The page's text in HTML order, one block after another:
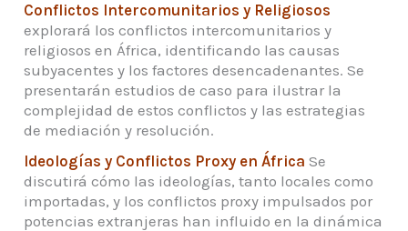
Conflictos Intercomunitarios y Religiosos
explorará los conflictos intercomunitarios y
religiosos en África, identificando las causas
subyacentes y los factores desencadenantes. Se
presentarán estudios de caso para ilustrar la
complejidad de estos conflictos y las estrategias
de mediación y resolución.
Ideologías y Conflictos Proxy en ÁfricaSe
discutirá cómo las ideologías, tanto locales como
importadas, y los conflictos proxy impulsados por
potencias extranjeras han influido en la dinámica